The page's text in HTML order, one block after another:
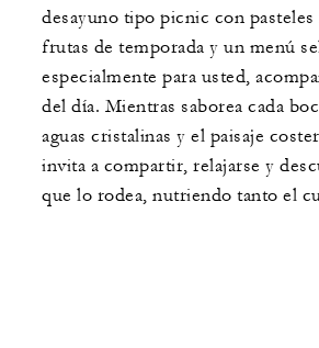
desayuno tipo picnic con
frutas de temporada y un menú
especialmente para usted,
del día. Mientras saborea cada
aguas cristalinas y el paisaje
invita a compartir, relajarse y
que lo rodea, nutriendo tanto el